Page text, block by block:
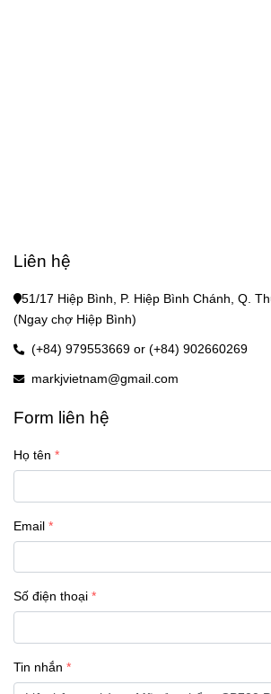
Liên hệ
51/17 Hiệp Bình, P. Hiệp Bình Chánh, Q.
(Ngay chợ Hiệp Bình)
(+84) 979553669 or (+84) 902660269
markjvietnam@gmail.com
Form liên hệ
Họ tên
Email
Số điện thoại
Tin nhắn